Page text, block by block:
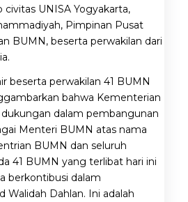
civitas UNISA Yogyakarta,
Pimpinan Pusat
BUMN, beserta perwakilan dari
beserta perwakilan 41 BUMN
bahwa Kementerian
dalam pembangunan
Menteri BUMN atas nama
BUMN dan seluruh
41 BUMN yang terlibat hari ini
berkontibusi dalam
Walidah Dahlan. Ini adalah